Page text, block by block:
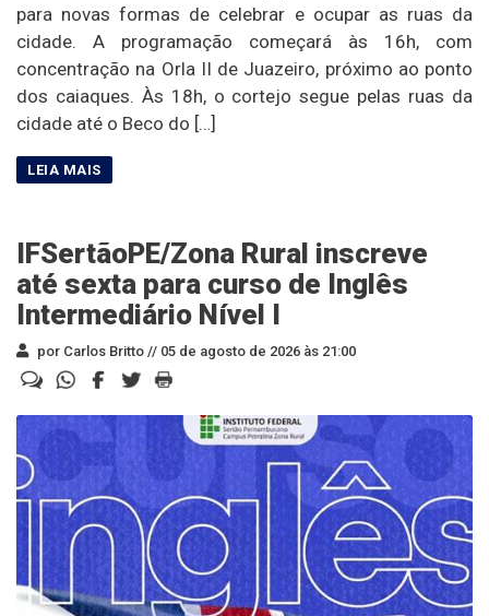
para novas formas de celebrar e ocupar as ruas da
cidade. A programação começará às 16h, com
concentração na Orla II de Juazeiro, próximo ao ponto
dos caiaques. Às 18h, o cortejo segue pelas ruas da
cidade até o Beco do […]
IFSertãoPE/Zona Rural inscreve
até sexta para curso de Inglês
Intermediário Nível I
por Carlos Britto // 05 de agosto de 2026 às 21:00